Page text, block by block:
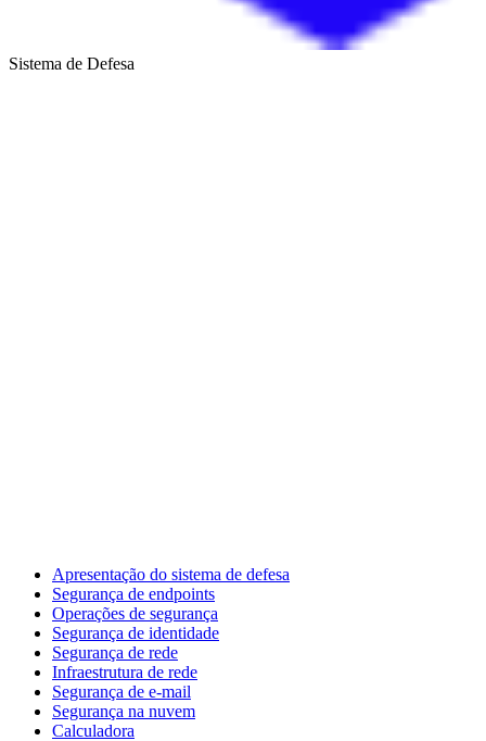
Sistema de Defesa
Apresentação do sistema de defesa
Segurança de endpoints
Operações de segurança
Segurança de identidade
Segurança de rede
Infraestrutura de rede
Segurança de e-mail
Segurança na nuvem
Calculadora